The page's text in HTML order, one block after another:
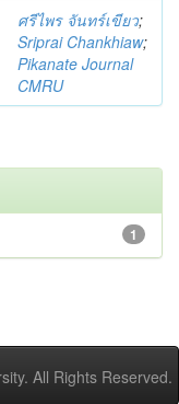
ศรีไพร จันทร์เขียว;
Sriprai Chankhiaw;
Pikanate Journal
CMRU
1
All Rights Reserved.